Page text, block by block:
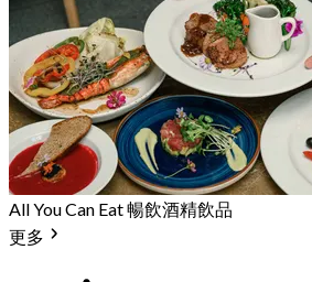
All You Can Eat 暢飲酒精飲品
更多